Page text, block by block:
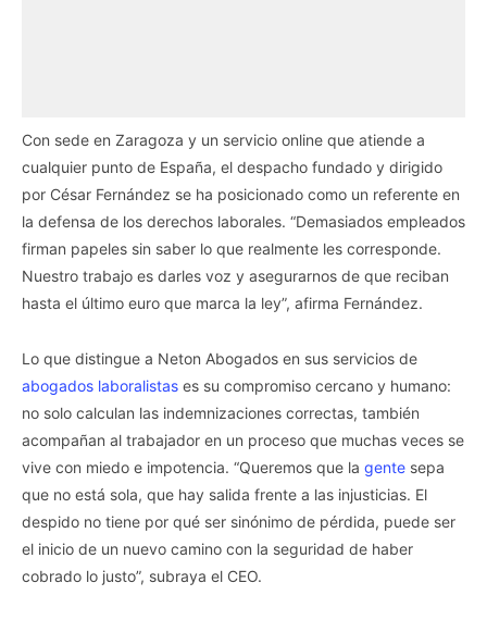
Con sede en Zaragoza y un servicio online que atiende a
cualquier punto de España, el despacho fundado y dirigido
por César Fernández se ha posicionado como un referente en
la defensa de los derechos laborales. “Demasiados empleados
firman papeles sin saber lo que realmente les corresponde.
Nuestro trabajo es darles voz y asegurarnos de que reciban
hasta el último euro que marca la ley”, afirma Fernández.
Lo que distingue a Neton Abogados en sus servicios de
abogados laboralistas es su compromiso cercano y humano:
no solo calculan las indemnizaciones correctas, también
acompañan al trabajador en un proceso que muchas veces se
vive con miedo e impotencia. “Queremos que la gente sepa
que no está sola, que hay salida frente a las injusticias. El
despido no tiene por qué ser sinónimo de pérdida, puede ser
el inicio de un nuevo camino con la seguridad de haber
cobrado lo justo”, subraya el CEO.